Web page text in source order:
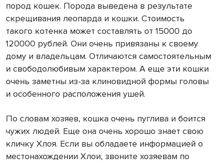
пород кошек. Порода выведена в результате
скрещивания леопарда и кошки. Стоимость
такого котенка может составлять от 15000 до
120000 рублей. Они очень привязаны к своему
дому и владельцам. Отличаются самостоятельным
и свободолюбивым характером. А еще эти кошки
очень заметны из-за клиновидной формы головы
и особенного расположения ушей.
По словам хозяев, кошка очень пуглива и боится
чужих людей. Еще она очень хорошо знает свою
кличку Хлоя. Если вы обладаете информацией о
местонахождении Хлои, звоните хозяевам по